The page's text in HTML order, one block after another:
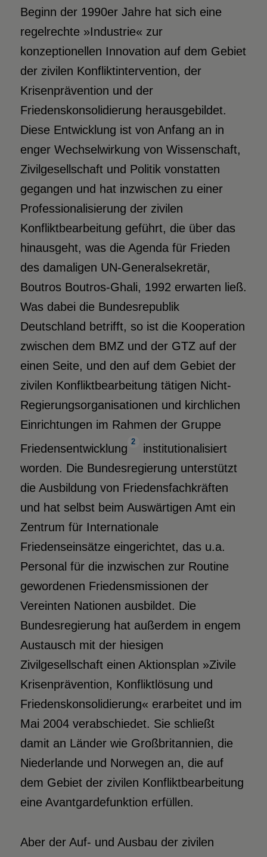
Beginn der 1990er Jahre hat sich eine
regelrechte »Industrie« zur
konzeptionellen Innovation auf dem Gebiet
der zivilen Konfliktintervention, der
Krisenprävention und der
Friedenskonsolidierung herausgebildet.
Diese Entwicklung ist von Anfang an in
enger Wechselwirkung von Wissenschaft,
Zivilgesellschaft und Politik vonstatten
gegangen und hat inzwischen zu einer
Professionalisierung der zivilen
Konfliktbearbeitung geführt, die über das
hinausgeht, was die Agenda für Frieden
des damaligen UN-Generalsekretär,
Boutros Boutros-Ghali, 1992 erwarten ließ.
Was dabei die Bundesrepublik
Deutschland betrifft, so ist die Kooperation
zwischen dem BMZ und der GTZ auf der
einen Seite, und den auf dem Gebiet der
zivilen Konfliktbearbeitung tätigen Nicht-
Regierungsorganisationen und kirchlichen
Einrichtungen im Rahmen der Gruppe
Friedensentwicklung
2
institutionalisiert
worden. Die Bundesregierung unterstützt
die Ausbildung von Friedensfachkräften
und hat selbst beim Auswärtigen Amt ein
Zentrum für Internationale
Friedenseinsätze eingerichtet, das u.a.
Personal für die inzwischen zur Routine
gewordenen Friedensmissionen der
Vereinten Nationen ausbildet. Die
Bundesregierung hat außerdem in engem
Austausch mit der hiesigen
Zivilgesellschaft einen Aktionsplan »Zivile
Krisenprävention, Konfliktlösung und
Friedenskonsolidierung« erarbeitet und im
Mai 2004 verabschiedet. Sie schließt
damit an Länder wie Großbritannien, die
Niederlande und Norwegen an, die auf
dem Gebiet der zivilen Konfliktbearbeitung
eine Avantgardefunktion erfüllen.
Aber der Auf- und Ausbau der zivilen